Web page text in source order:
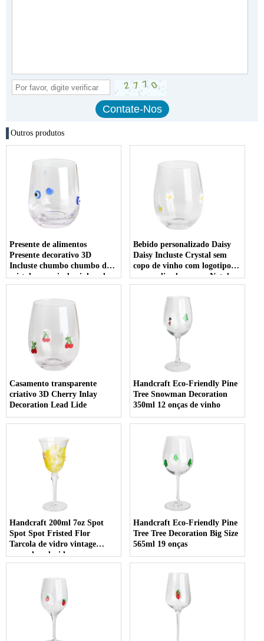
Outros produtos
Presente de alimentos
Presente decorativo 3D
Incluste chumbo chumbo de
cristal sem cais de vinhos de
vinho bebendo copo para
festas de férias
Bebido personalizado Daisy
Daisy Incluste Crystal sem
copo de vinho com logotipo
personalizado para o Natal
Casamento transparente
criativo 3D Cherry Inlay
Decoration Lead Lide
Handcraft Eco-Friendly Pine
Tree Snowman Decoration
350ml 12 onças de vinho
Handcraft 200ml 7oz Spot
Spot Spot Fristed Flor
Tarcola de vidro vintage
amarelo colorido
Handcraft Eco-Friendly Pine
Tree Tree Decoration Big Size
565ml 19 onças